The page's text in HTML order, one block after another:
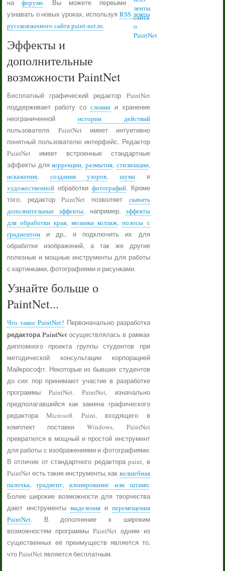
нафоруме. Вы можете первыми
узнавать о новых уроках, используя RSS ленты
русскоязычного сайта paint-net.ru.
Эффекты и
дополнительные
возможности PaintNet
Бесплатный графический редактор PaintNet
поддерживает работу со слоямии хранение
неограниченной истории действий
пользователя. PaintNet имеет интуитивно
понятный пользователю интерфейс. Редактор
PaintNet имеет встроенные стандартные
эффекты длякоррекции, размытия, стилизации,
искажения, создания узоров, шумаи
художественнойобработки фотографий. Кроме
того, редактор PaintNet позволяет скачать
дополнительные эффекты, например, эффекты
для обработки края,мозаика коллаж,полосы с
градиентоми др., и подключить их для
обработки изображений, а так же другие
полезные и мощные инструменты для работы
с картинками, фотографиями и рисунками.
Узнайте больше о
PaintNet...
Что такое PaintNet?Первоначально разработка
редактора PaintNet осуществлялась в рамках
дипломного проекта группы студентов при
методической консультации корпорацией
Майкрософт. Некоторые из бывших студентов
до сих пор принимают участие в разработке
программы PaintNet. PaintNet, изначально
предполагавшийся как замена графического
редактора Microsoft Paint, входящего в
комплект поставки Windows, PaintNet
превратился в мощный и простой инструмент
для работы с изображениями и фотографиями.
В отличие от стандартного редактора paint, в
PaintNet есть такие инструменты, как волшебная
палочка, градиент, клонирование или штамп.
Более широкие возможности для творчества
дают инструменты выделенияи перемещения
PaintNet. В дополнение к широким
возможностям программы PaintNet одним из
существенных её преимуществ является то,
что PaintNet является бесплатным.